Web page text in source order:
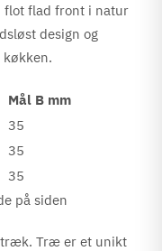
flot flad front i natur
design og
køkken.
Mål B mm
35
35
35
på siden
træk. Træ er et unikt